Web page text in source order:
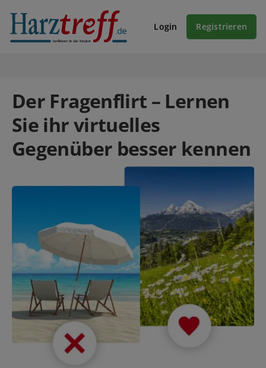
Login Registrieren
Der Fragenflirt – Lernen
Sie ihr virtuelles
Gegenüber besser kennen